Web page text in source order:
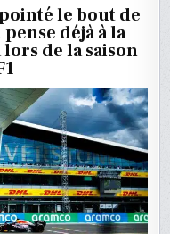
A
SUR
…
2025
!
le bout de
déjà à la
de la saison